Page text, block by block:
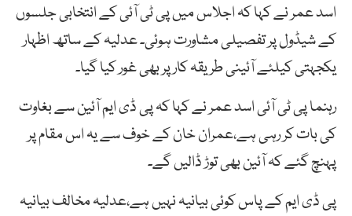
اسد عمر نے کہا کہ اجلاس میں پی ٹی آئی کے انتخابی جلسوں
کے شیڈول پر تفصیلی مشاورت ہوئی۔ عدلیہ کے ساتھ اظہار
یکجہتی کیلئے آئینی طریقہ کار پر بھی غور کیا گیا۔
رہنما پی ٹی آئی اسد عمر نے کہا کہ پی ڈی ایم آئین سے بغاوت
کی بات کر رہی ہے،عمران خان کے خوف سے یہ اس مقام پر
پہنچ گئے کہ آئین بھی توڑ ڈالیں گے۔
پی ڈی ایم کے پاس کوئی بیانیہ نہیں ہے،عدلیہ مخالف بیانیہ